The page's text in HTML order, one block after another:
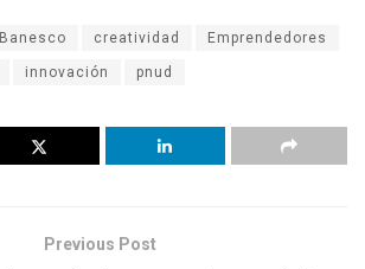
Banesco creatividad Emprendedores
innovación pnud
Previous Post